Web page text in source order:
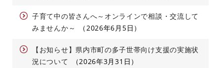
子育て中の皆さんへ～オンラインで相談・交流して
みませんか～
2026年6月5日
【お知らせ】県内市町の多子世帯向け支援の実施状
況について
2026年3月31日